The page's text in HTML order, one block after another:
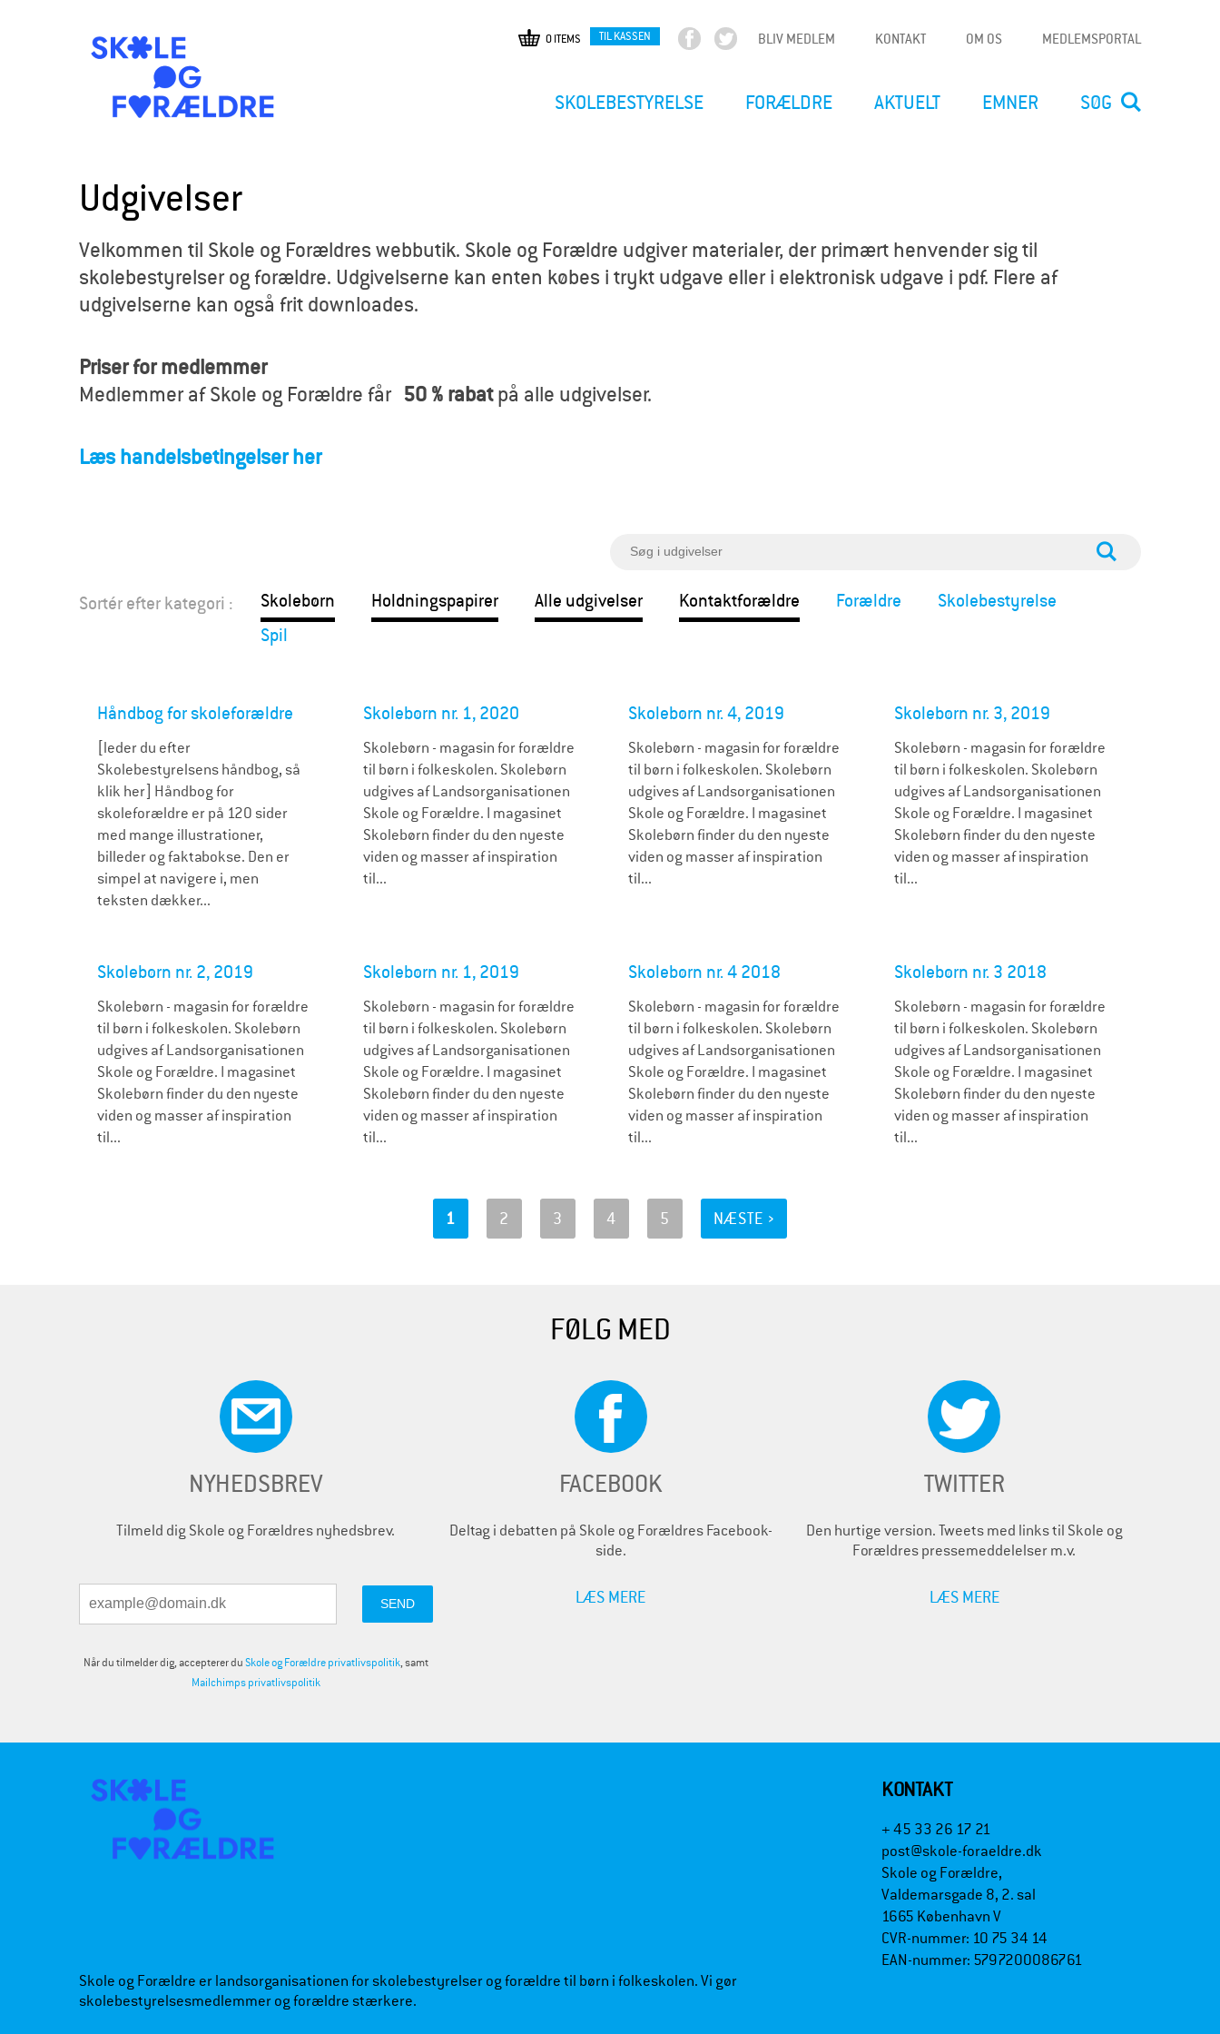
Gå
k
l
e
o
g
o
l
BLIV MEDLEM KONTAKT OM OS MEDLEMSPORTAL
0 ITEMS TIL KASSEN
SKOLEBESTYRELSE FORÆLDRE AKTUELT EMNER SØG
Udgivelser
Velkommen til Skole og Forældres webbutik. Skole og Forældre udgiver materialer, der primært henvender sig til
skolebestyrelser og forældre. Udgivelserne kan enten købes i trykt udgave eller i elektronisk udgave i pdf. Flere af
udgivelserne kan også frit downloades.
Priser for medlemmer
Medlemmer af Skole og Forældre får 50 % rabatpå alle udgivelser.
Læs handelsbetingelser her
S
Sortér efter kategori : Skolebørn Holdningspapirer Alle udgivelser Kontaktforældre Forældre
Skolebestyrelse
Spil
Håndbog for skoleforældre
[leder du efter
Skolebestyrelsens håndbog, så
klik her] Håndbog for
skoleforældre er på 120 sider
med mange illustrationer,
billeder og faktabokse. Den er
simpel at navigere i, men
teksten dækker...
Skolebørn nr. 1, 2020
Skolebørn - magasin for forældre
til børn i folkeskolen. Skolebørn
udgives af Landsorganisationen
Skole og Forældre. I magasinet
Skolebørn finder du den nyeste
viden og masser af inspiration
til...
Skolebørn nr. 4, 2019
Skolebørn - magasin for forældre
til børn i folkeskolen. Skolebørn
udgives af Landsorganisationen
Skole og Forældre. I magasinet
Skolebørn finder du den nyeste
viden og masser af inspiration
til...
Skolebørn nr. 3, 2019
Skolebørn - magasin for forældre
til børn i folkeskolen. Skolebørn
udgives af Landsorganisationen
Skole og Forældre. I magasinet
Skolebørn finder du den nyeste
viden og masser af inspiration
til...
Skolebørn nr. 2, 2019
Skolebørn - magasin for forældre
til børn i folkeskolen. Skolebørn
udgives af Landsorganisationen
Skole og Forældre. I magasinet
Skolebørn finder du den nyeste
viden og masser af inspiration
til...
Skolebørn nr. 1, 2019
Skolebørn - magasin for forældre
til børn i folkeskolen. Skolebørn
udgives af Landsorganisationen
Skole og Forældre. I magasinet
Skolebørn finder du den nyeste
viden og masser af inspiration
til...
Skolebørn nr. 4 2018
Skolebørn - magasin for forældre
til børn i folkeskolen. Skolebørn
udgives af Landsorganisationen
Skole og Forældre. I magasinet
Skolebørn finder du den nyeste
viden og masser af inspiration
til...
Skolebørn nr. 3 2018
Skolebørn - magasin for forældre
til børn i folkeskolen. Skolebørn
udgives af Landsorganisationen
Skole og Forældre. I magasinet
Skolebørn finder du den nyeste
viden og masser af inspiration
til...
1 2 3 4 5 NÆSTE ›
FØLG MED
NYHEDSBREV
Tilmeld dig Skole og Forældres nyhedsbrev.
Når du tilmelder dig, accepterer duSkole og Forældre privatlivspolitik, samt
Mailchimps privatlivspolitik
FACEBOOK
Deltag i debatten på Skole og Forældres Facebook-
side.
LÆS MERE
TWITTER
Den hurtige version. Tweets med links til Skole og
Forældres pressemeddelelser m.v.
LÆS MERE
KONTAKT
+ 45 33 26 17 21
post@skole-foraeldre.dk
Skole og Forældre,
Valdemarsgade 8, 2. sal
1665 København V
CVR-nummer: 10 75 34 14
EAN-nummer: 5797200086761
Skole og Forældre er landsorganisationen for skolebestyrelser og forældre til børn i folkeskolen. Vi gør
skolebestyrelsesmedlemmer og forældre stærkere.